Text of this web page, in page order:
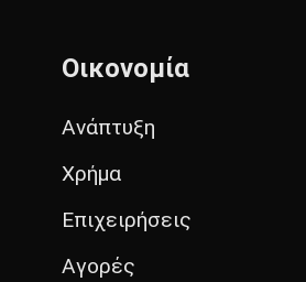
Οικονομία
Ανάπτυξη
Χρήμα
Επιχειρήσεις
Αγορές